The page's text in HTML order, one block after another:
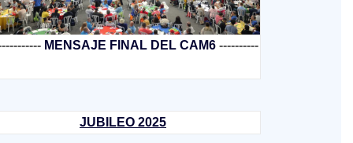
MENSAJE FINAL DEL CAM6 ----------
JUBILEO 2025